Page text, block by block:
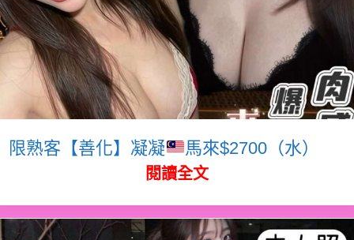
限熟客【善化】凝凝 馬來$2700（水）
閱讀全文